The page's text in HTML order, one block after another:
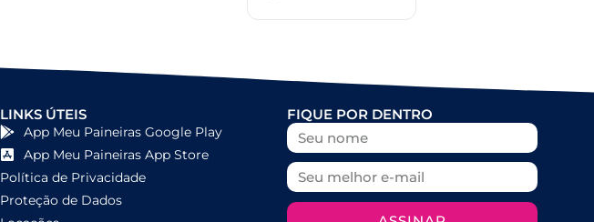
LINKS ÚTEIS
App Meu Paineiras Google Play
App Meu Paineiras App Store
Política de Privacidade
Proteção de Dados
FIQUE POR DENTRO